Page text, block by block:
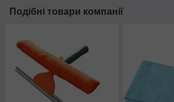
Подібні товари компанії